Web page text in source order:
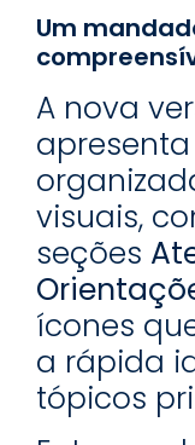
Um
A nova
visuais,
seções
ícones
a rápida
tópicos